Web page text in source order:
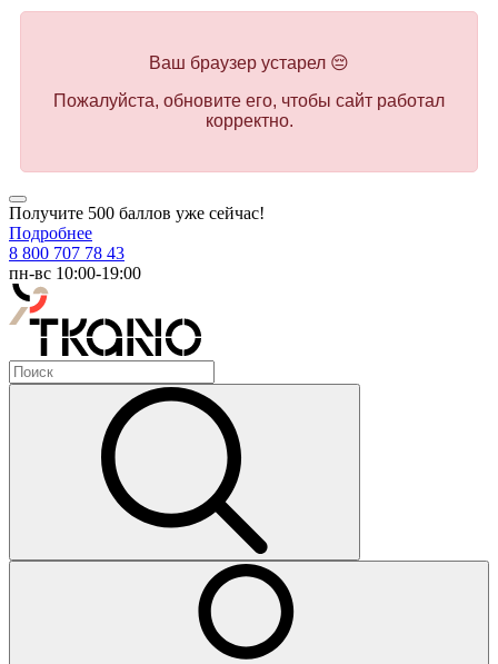
Ваш браузер устарел 😔
Пожалуйста, обновите его, чтобы сайт работал
корректно.
Получите 500 баллов уже сейчас!
Подробнее
8 800 707 78 43
пн-вс 10:00-19:00